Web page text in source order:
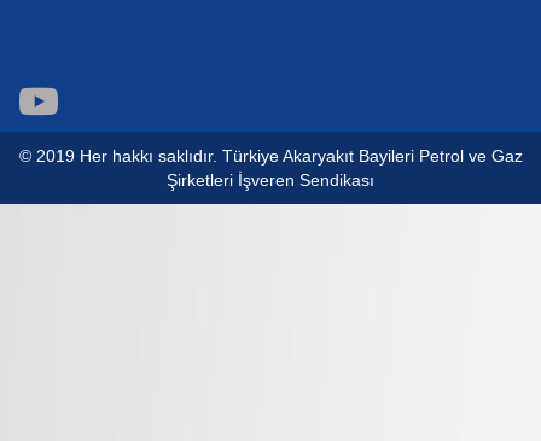
© 2019 Her hakkı saklıdır. Türkiye Akaryakıt Bayileri Petrol ve Gaz
Şirketleri İşveren Sendikası